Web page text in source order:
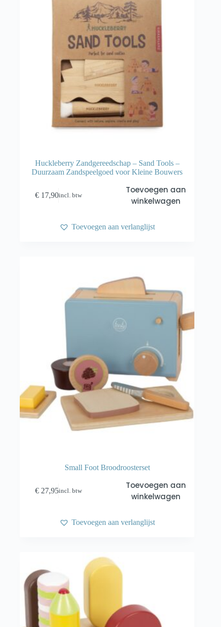
Huckleberry Zandgereedschap – Sand Tools –
Duurzaam Zandspeelgoed voor Kleine Bouwers
€ 17,90incl. btw
Toevoegen aan
winkelwagen
Toevoegen aan verlanglijst
Small Foot Broodroosterset
€ 27,95incl. btw
Toevoegen aan
winkelwagen
Toevoegen aan verlanglijst